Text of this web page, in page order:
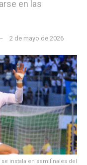
en las
2 de mayo de 2026
se instala en semifinales del